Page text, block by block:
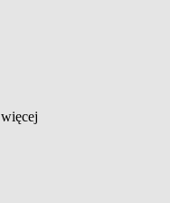
więcej